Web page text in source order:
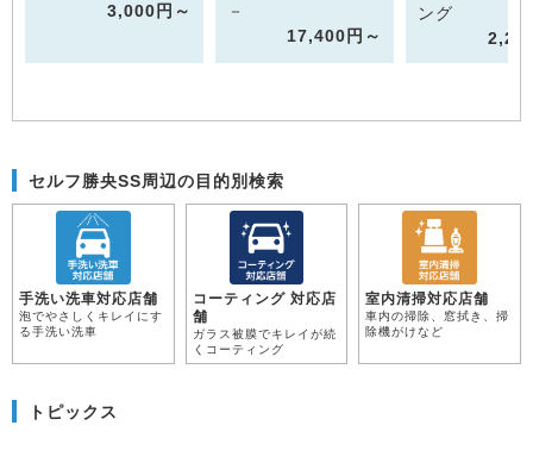
3,000円～
－
17,400円～
ング
セルフ勝央SS周辺の目的別検索
手洗い洗車対応店舗
泡でやさしくキレイにす
る手洗い洗車
コーティング 対応店
舗
ガラス被膜でキレイが続
くコーティング
室内清掃対応店舗
車内の掃除、窓拭き、掃
除機がけなど
トピックス